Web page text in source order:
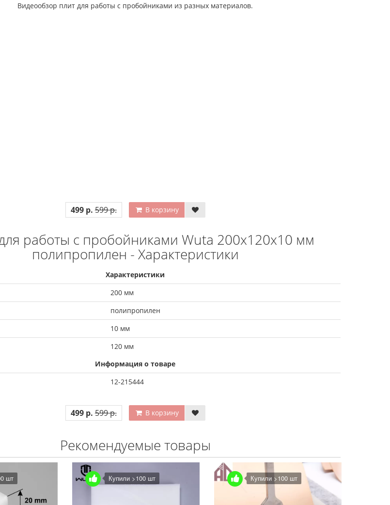
Видеообзор плит для работы с пробойниками из разных материалов.
499 р. 599 р. В корзину
работы с пробойниками Wuta 200х120х10 мм
полипропилен - Характеристики
Характеристики
200 мм
полипропилен
10 мм
120 мм
Информация о товаре
12-215444
499 р. 599 р. В корзину
Рекомендуемые товары
шт Купили >100 шт